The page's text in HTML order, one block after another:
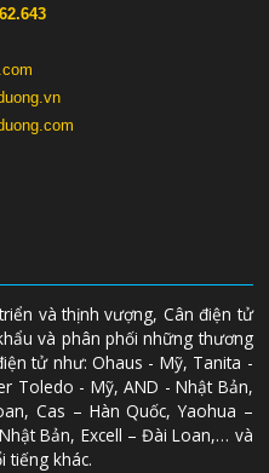
và thịnh vượng, Cân điện tử
và phân phối những thương
tử như: Ohaus - Mỹ, Tanita -
Toledo - Mỹ, AND - Nhật Bản,
Cas – Hàn Quốc, Yaohua –
Bản, Excell – Đài Loan,… và
tiếng khác.